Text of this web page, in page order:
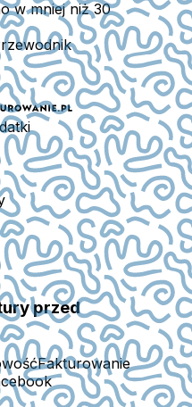
w mniej niż 30
przed
Fakturowanie